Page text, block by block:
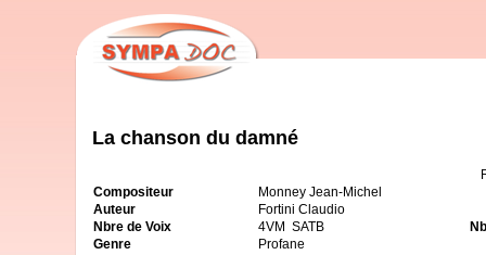
La chanson du damné
Compositeur
Monney Jean-Michel
Auteur
Fortini Claudio
Nbre de Voix
4VM SATB
Genre
Profane